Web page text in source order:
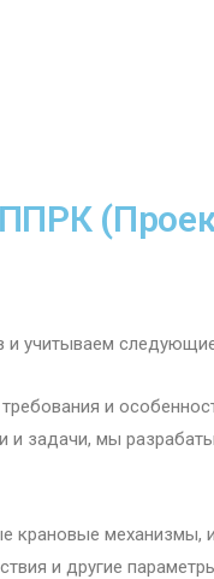
учитываем
и
и задачи, мы
механизмы,
и другие